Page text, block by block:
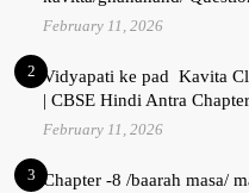
February 11, 2026
2 Vidyapati ke pad Kavita
| CBSE Hindi Antra
February 11, 2026
3 Chapter -8 /baarah masa/